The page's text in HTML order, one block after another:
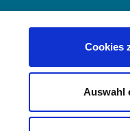
Cookies
Auswahl